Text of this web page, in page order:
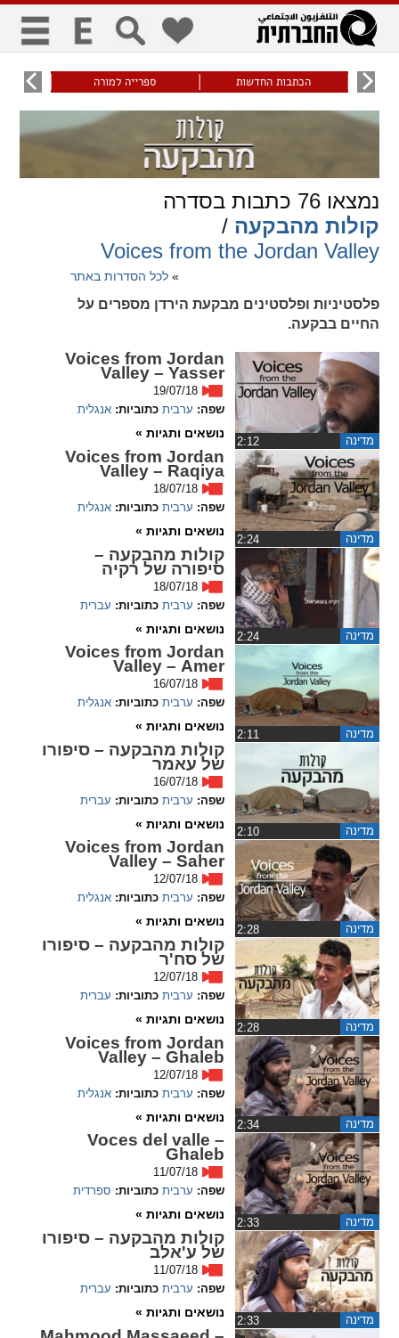
כללי
keyboard
ניווט מקלדת
title
סימון כותרות
זום
zoom_out
התרחק
zoom_in
התקרב
remove_circle_outline
Decrease font
add_circle_outline
spellcheck
גופן קריא
ניגודיות צבעים
brightness_high
ניגודיות בהירה
brightness_low
ניגודיות כהה
קישורים
format_underlined
קו תחתי לקישורים סימון קישורים
cached
איפוס
כל
ההגדרות
flag
השארת
משוב
הכתבות החדשות ספרייה למורה עוני
נמצאו76 כתבות בסדרה
קולות מהבקעה /
Voices from the Jordan Valley
»לכל הסדרות באתר
פלסטיניות ופלסטינים מבקעת הירדן מספרים על
החיים בבקעה.
מדינה
Voices from Jordan
Valley – Yasser
19/07/18
שפה: ערבית כתוביות: אנגלית
נושאים ותגיות »
מדינה
Voices from Jordan
Valley – Raqiya
18/07/18
שפה: ערבית כתוביות: אנגלית
נושאים ותגיות »
מדינה
קולות מהבקעה –
סיפורה של רקיה
18/07/18
שפה: ערבית כתוביות: עברית
נושאים ותגיות »
מדינה
Voices from Jordan
Valley – Amer
16/07/18
שפה: ערבית כתוביות: אנגלית
נושאים ותגיות »
מדינה
קולות מהבקעה – סיפורו
של עאמר
16/07/18
שפה: ערבית כתוביות: עברית
נושאים ותגיות »
מדינה
Voices from Jordan
Valley – Saher
12/07/18
שפה: ערבית כתוביות: אנגלית
נושאים ותגיות »
מדינה
קולות מהבקעה – סיפורו
של סח'ר
12/07/18
שפה: ערבית כתוביות: עברית
נושאים ותגיות »
מדינה
Voices from Jordan
Valley – Ghaleb
12/07/18
שפה: ערבית כתוביות: אנגלית
נושאים ותגיות »
מדינה
Voces del valle –
Ghaleb
11/07/18
שפה: ערבית כתוביות: ספרדית
נושאים ותגיות »
מדינה
קולות מהבקעה – סיפורו
של ע'אלב
11/07/18
שפה: ערבית כתוביות: עברית
נושאים ותגיות »